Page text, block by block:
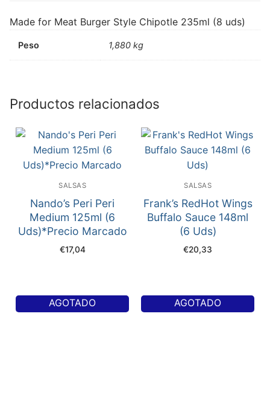
Made for Meat Burger Style Chipotle 235ml (8 uds)
Peso 1,880 kg
Productos relacionados
SALSAS
Nando’s Peri Peri
Medium 125ml (6
Uds)*Precio Marcado
€17,04
AGOTADO
SALSAS
Frank’s RedHot Wings
Buffalo Sauce 148ml
(6 Uds)
€20,33
AGOTADO